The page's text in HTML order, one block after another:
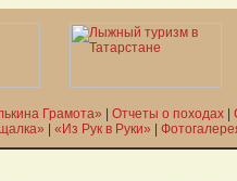
Грамота» Отчеты о походах|
«Из Рук в Руки»